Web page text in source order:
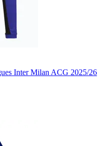
Inter Milan ACG 2025/26